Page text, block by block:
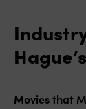
Movies that